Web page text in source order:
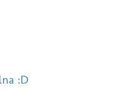
:D